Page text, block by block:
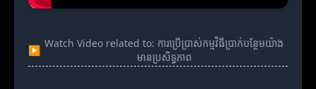
▶
Watch Video related to: ការប្រើប្រាស់កម្មវិធីប្រាក់បន្ថែមយ៉ាង
មានប្រសិទ្ធភាព